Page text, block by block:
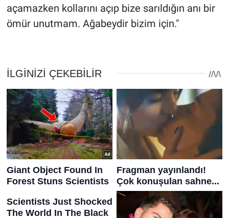
açamazken kollarını açıp bize sarıldığın anı bir
ömür unutmam. Ağabeydir bizim için."